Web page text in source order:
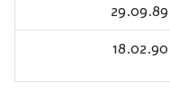
29.09.89
18.02.90